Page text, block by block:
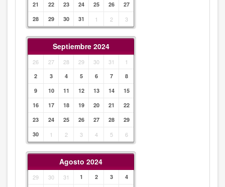
21
22 23 24 25 26
27
28
29 30 31 1 2 3
Septiembre 2024
26 27 28 29 30 31 1
2 3 4 5 6 7
8
9
10 11 12 13 14
15
16
17 18 19 20 21
22
23
24 25 26 27 28
29
30
1 2 3 4 5 6
Agosto 2024
29 30 31 1 2 3 4